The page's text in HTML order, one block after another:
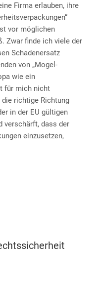
Firma erlauben, ihre
vor möglichen
Zwar finde ich viele der
Schadenersatz
von „Mogel-
wie ein
für mich nicht
richtige Richtung
in der EU gültigen
verschärft, dass der
einzusetzen,